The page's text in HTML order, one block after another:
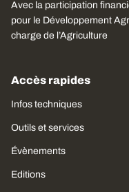
Avec la participation
pour le Développement
charge de l’Agriculture
Accès rapides
Infos techniques
Outils et services
Évènements
Editions